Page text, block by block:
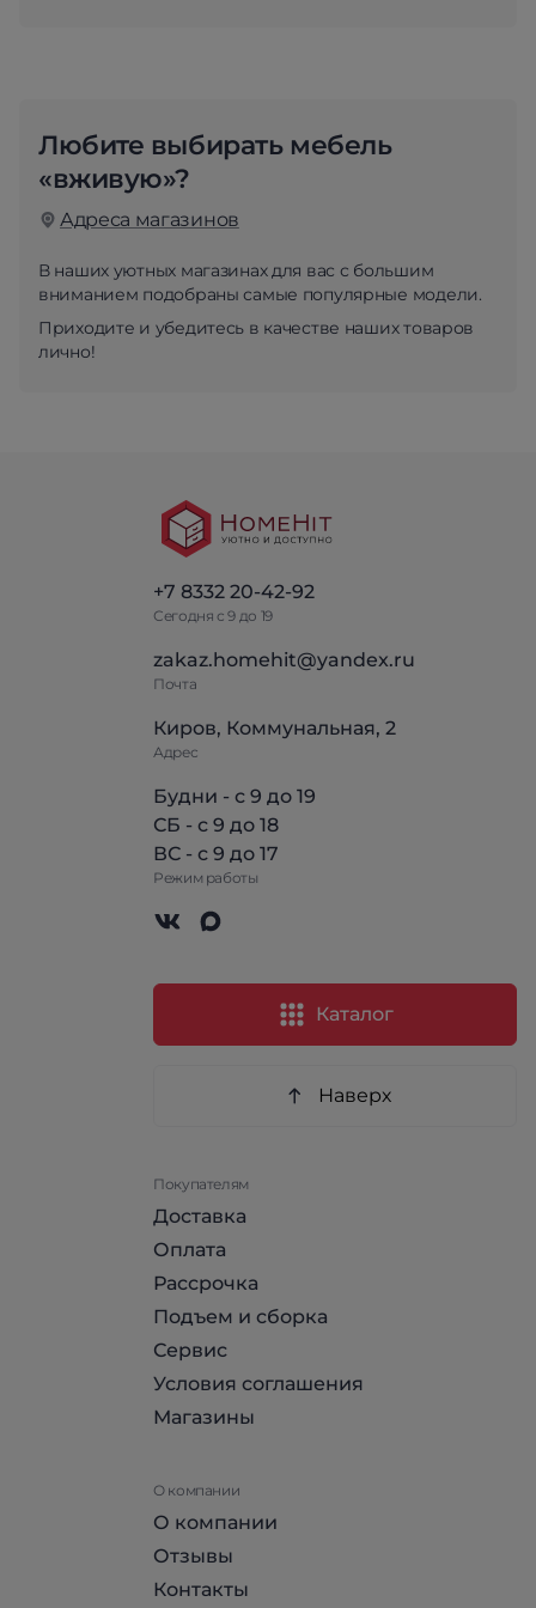
Любите выбирать мебель
«вживую»?
Адреса магазинов
В наших уютных магазинах для вас с большим
вниманием подобраны самые популярные модели.
Приходите и убедитесь в качестве наших товаров
лично!
+7 8332 20-42-92
Сегодня с 9 до 19
zakaz.homehit@yandex.ru
Почта
Киров, Коммунальная, 2
Адрес
Будни - с 9 до 19
СБ - с 9 до 18
ВС - с 9 до 17
Режим работы
Каталог
Наверх
Покупателям
Доставка
Оплата
Рассрочка
Подъем и сборка
Сервис
Условия соглашения
Магазины
О компании
О компании
Отзывы
Контакты